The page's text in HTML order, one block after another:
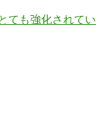
ても強化されてい